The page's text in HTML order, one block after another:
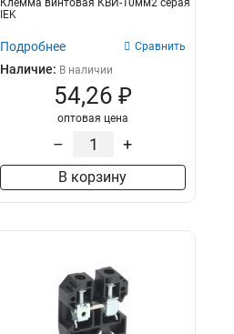
Клемма винтовая КВИ-10мм2 серая
IEK
Подробнее Сравнить
Наличие: В наличии
54,26 ₽
оптовая цена
– +
В корзину